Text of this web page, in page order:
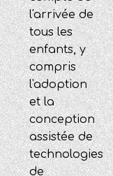
l'arrivée de
tous les
enfants, y
compris
l'adoption
et la
conception
assistée de
technologies
de